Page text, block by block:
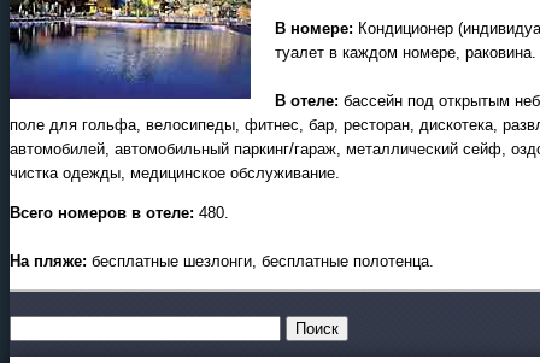
В номере: Кондиционер
туалет в каждом номере, раковина.
В отеле: бассейн под открытым
поле для гольфа, велосипеды, фитнес, бар, ресторан, дискотека,
автомобилей, автомобильный паркинг/гараж, металлический сейф,
чистка одежды, медицинское обслуживание.
Всего номеров в отеле: 480.
На пляже: бесплатные шезлонги, бесплатные полотенца.